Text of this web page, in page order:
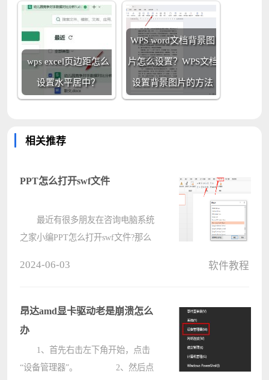
wps excel页边距怎么
设置水平居中？
WPS word文档背景图
片怎么设置？WPS文档
设置背景图片的方法
相关推荐
PPT怎么打开swf文件
最近有很多朋友在咨询电脑系统
之家小编PPT怎么打开swf文件?那么
朋友哦。 1.首先，打开界面
后，????
2024-06-03 软件教程
昂达amd显卡驱动老是崩溃怎么
办
1、首先右击左下角开始，点击
“设备管理器”。 2、然后点